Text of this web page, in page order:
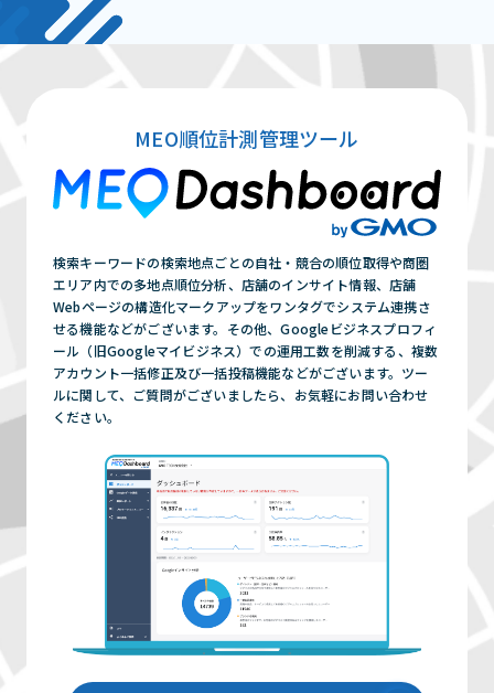
MEO順位計測管理ツール
検索キーワードの検索地点ごとの自社・競合の順位取得や商圏
エリア内での多地点順位分析、店舗のインサイト情報、店舗
Webページの構造化マークアップをワンタグでシステム連携さ
せる機能などがございます。その他、Googleビジネスプロフィ
ール（旧Googleマイビジネス）での運用工数を削減する、複数
アカウント一括修正及び一括投稿機能などがございます。ツー
ルに関して、ご質問がございましたら、お気軽にお問い合わせ
ください。